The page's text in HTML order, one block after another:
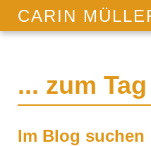
CARIN
... zum
Im Blog suchen